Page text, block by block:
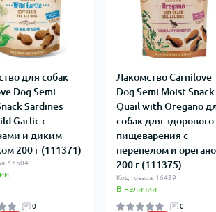
для собак
Dog Semi
Sardines
Garlic с
и диким
200 г (111371)
16504
0
Лакомство Carnilove
Dog Semi Moist Snack
Quail with Oregano
собак для здорового
пищеварения с
перепелом и орегано
200 г (111375)
Код товара: 16439
В наличии
0